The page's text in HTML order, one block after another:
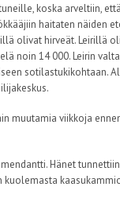
koska arveltiin,
haitaten näiden
olivat hirveät. Leirillä
noin 14 000. Leirin
sotilastukikohtaan.
muutamia viikkoja
Hänet